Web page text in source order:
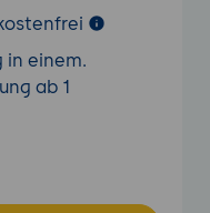
in einem.
ab 1